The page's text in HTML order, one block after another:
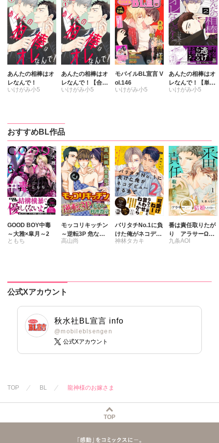
あんたの相棒はオ
レなんで！
いけがみ小5
あんたの相棒はオ
レなんで！【合冊
版】
いけがみ小5
モバイルBL宣言 V
ol.146
いけがみ小5
あんたの相棒はオ
レなんで！【単行
本版】2
いけがみ小5
おすすめBL作品
GOOD BOY中毒
～大雅×皐月～2
ともち
モッコリキッチン
～逆転3P 危ない
料理教室【豪華
高山尚
バリタチNo.1に負
けた俺がネコデビ
ューするまで【単
神林タカキ
番は責任取りたが
り アラサーΩは
結婚したくない
九条AOI
公式Xアカウント
秋水社BL宣言 info
@mobileblsengen
公式Xアカウント
TOP BL 龍神様のお嫁さま
TOP